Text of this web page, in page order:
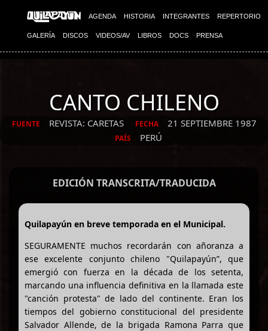
AGENDA HISTORIA INTEGRANTES REPERTORIO
GALERÍA DISCOS VIDEOS/AV LIBROS DOCS PRENSA
CANTO CHILENO
FUENTE REVISTA: CARETAS FECHA 21 SEPTIEMBRE 1987
PAÍS PERÚ
EDICIÓN TRANSCRITA/TRADUCIDA
Quilapayún en breve temporada en el Municipal.
SEGURAMENTE muchos recordarán con añoranza a
ese excelente conjunto chileno "Quilapayún”, que
emergió con fuerza en la década de los setenta,
marcando una influencia definitiva en la llamada este
"canción protesta" de lado del continente. Eran los
tiempos del gobierno constitucional del presidente
Salvador Allende, de la brigada Ramona Parra que